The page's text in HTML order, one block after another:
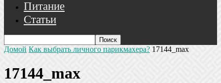
Питание
Статьи
Домой Как выбрать личного парикмахера? 17144_max
17144_max